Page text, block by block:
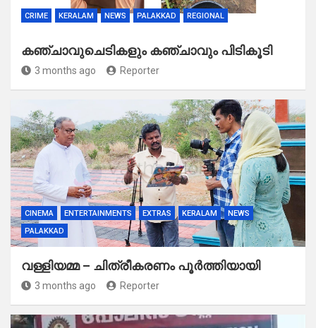
CRIME KERALAM NEWS PALAKKAD REGIONAL
കഞ്ചാവുചെടികളും കഞ്ചാവും പിടികൂടി
3 months ago Reporter
CINEMA ENTERTAINMENTS EXTRAS KERALAM
NEWS
PALAKKAD
വള്ളിയമ്മ – ചിത്രീകരണം പൂർത്തിയായി
3 months ago Reporter